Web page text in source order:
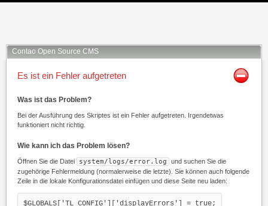
Contao Open Source CMS
Es ist ein Fehler aufgetreten
Was ist das Problem?
Bei der Ausführung des Skriptes ist ein Fehler aufgetreten. Irgendetwas
funktioniert nicht richtig.
Wie kann ich das Problem lösen?
Öffnen Sie die Datei system/logs/error.log
und suchen Sie die
zugehörige Fehlermeldung (normalerweise die letzte). Sie können auch folgende
Zeile in die lokale Konfigurationsdatei einfügen und diese Seite neu laden:
$GLOBALS['TL_CONFIG']['displayErrors'] = true;